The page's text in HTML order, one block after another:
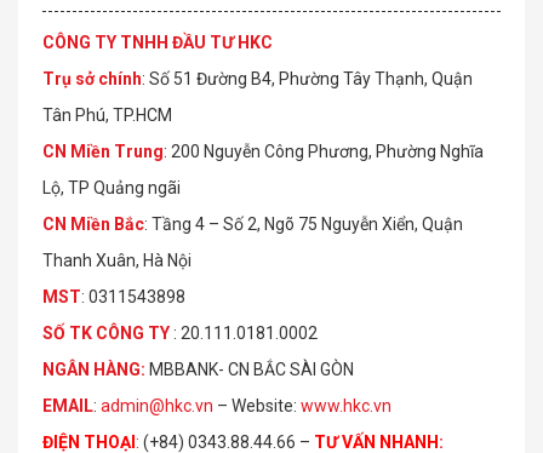
CÔNG TY TNHH ĐẦU TƯ HKC
Trụ sở chính: Số 51 Đường B4, Phường Tây Thạnh, Quận
Tân Phú, TP.HCM
CN Miền Trung: 200 Nguyễn Công Phương, Phường Nghĩa
Lộ, TP Quảng ngãi
CN Miền Bắc: Tầng 4 – Số 2, Ngõ 75 Nguyễn Xiển, Quận
Thanh Xuân, Hà Nội
MST: 0311543898
SỐ TK CÔ NG TY : 20.111.0181.0002
NGÂN HÀNG: MBBANK- CN BẮC SÀI GÒN
EMAIL: admin@hkc.vn – Website: www.hkc.vn
ĐIỆN THOẠI : (+84) 0343.88.44.66 – TƯ VẤN NHANH :